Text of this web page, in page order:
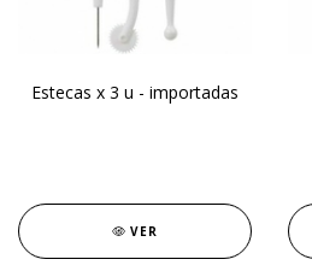
Estecas x 3 u - importadas
VER